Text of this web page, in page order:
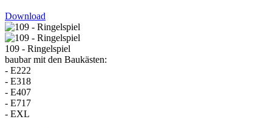
Download
109 - Ringelspiel
baubar mit den Baukästen:
- E222
- E318
- E407
- E717
- EXL